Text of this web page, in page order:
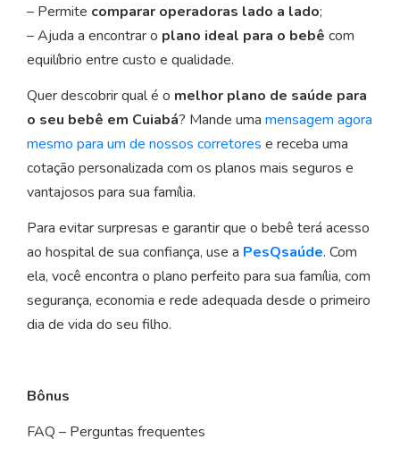
– Permite comparar operadoras lado a lado;
– Ajuda a encontrar o plano ideal para o bebê com
equilíbrio entre custo e qualidade.
Quer descobrir qual é o melhor plano de saúde para
o seu bebê em Cuiabá? Mande uma mensagem agora
mesmo para um de nossos corretores e receba uma
cotação personalizada com os planos mais seguros e
vantajosos para sua família.
Para evitar surpresas e garantir que o bebê terá acesso
ao hospital de sua confiança, use a PesQsaúde. Com
ela, você encontra o plano perfeito para sua família, com
segurança, economia e rede adequada desde o primeiro
dia de vida do seu filho.
Bônus
FAQ – Perguntas frequentes